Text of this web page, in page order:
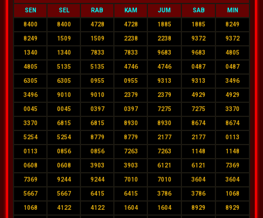
SEN SEL RAB KAM JUM SAB MIN
8400 8400 4728 4728 1885 1885 8249
8249 1509 1509 2238 2238 9372 9372
1340 1340 7833 7833 9683 9683 4805
4805 5135 5135 4746 4746 0487 0487
6305 6305 0955 0955 9313 9313 3496
3496 9010 9010 2379 2379 4929 4929
0045 0045 0397 0397 7275 7275 3370
3370 6815 6815 8930 8930 8674 8674
5254 5254 8779 8779 2177 2177 0113
0113 0856 0856 7263 7263 1148 1148
0608 0608 3903 3903 6121 6121 7369
7369 9244 9244 7010 7010 3604 3604
5667 5667 6415 6415 3786 3786 1068
1068 4122 4122 1604 1604 8929 8929